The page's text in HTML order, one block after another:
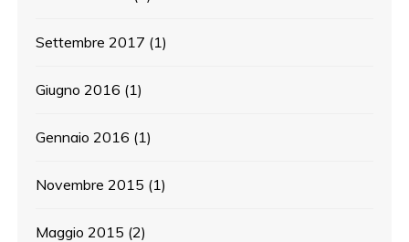
Settembre 2017 (1)
Giugno 2016 (1)
Gennaio 2016 (1)
Novembre 2015 (1)
Maggio 2015 (2)